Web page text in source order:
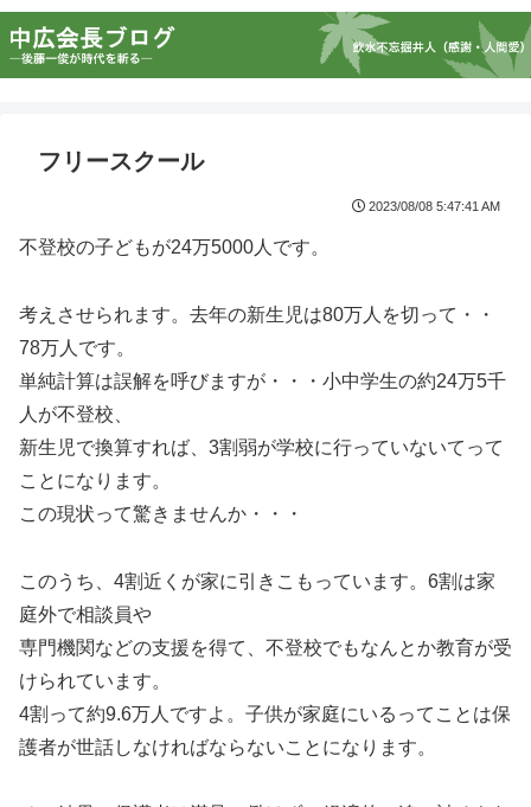
フリースクール
2023/08/08 5:47:41 AM
不登校の子どもが24万5000人です。
考えさせられます。去年の新生児は80万人を切って・・
78万人です。
単純計算は誤解を呼びますが・・・小中学生の約24万5千
人が不登校、
新生児で換算すれば、3割弱が学校に行っていないてって
ことになります。
この現状って驚きませんか・・・
このうち、4割近くが家に引きこもっています。6割は家
庭外で相談員や
専門機関などの支援を得て、不登校でもなんとか教育が受
けられています。
4割って約9.6万人ですよ。子供が家庭にいるってことは保
護者が世話しなければならないことになります。